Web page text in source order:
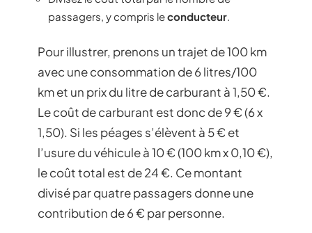
passagers, y compris leconducteur.
Pour illustrer, prenons un trajet de 100 km
avec une consommation de 6 litres/100
km et un prix du litre de carburant à 1,50 €.
Le coût de carburant est donc de 9 € (6 x
1,50). Si les péages s’élèvent à 5 € et
l’usure du véhicule à 10 € (100 km x 0,10 €),
le coût total est de 24 €. Ce montant
divisé par quatre passagers donne une
contribution de 6 € par personne.